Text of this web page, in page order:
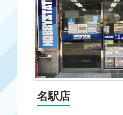
名駅店